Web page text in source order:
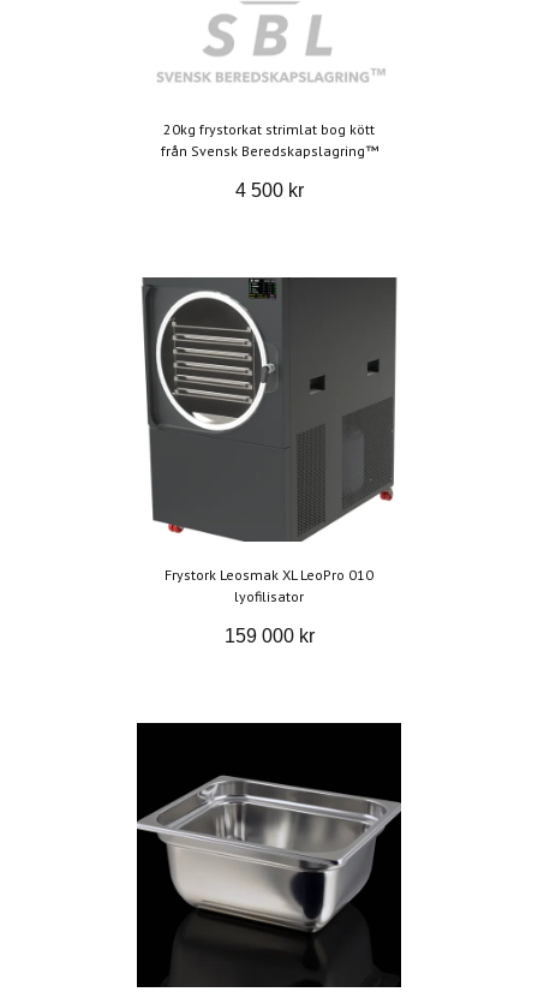
20kg frystorkat strimlat bog kött
från Svensk Beredskapslagring™
4 500 kr
Frystork Leosmak XL LeoPro 010
lyofilisator
159 000 kr